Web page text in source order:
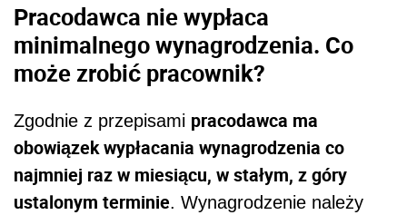
Pracodawca nie wypłaca
minimalnego wynagrodzenia. Co
może zrobić pracownik?
Zgodnie z przepisami pracodawca ma
obowiązek wypłacania wynagrodzenia co
najmniej raz w miesiącu, w stałym, z góry
ustalonym terminie. Wynagrodzenie należy